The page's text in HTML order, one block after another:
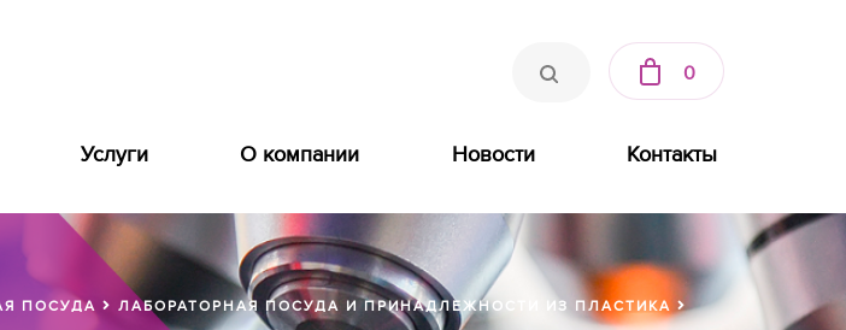
0
Услуги О компании Новости Контакты
ПОСУДА
ЛАБОРАТОРНАЯ ПОСУДА И ПРИНАДЛЕЖНОСТИ ИЗ ПЛАСТИКА